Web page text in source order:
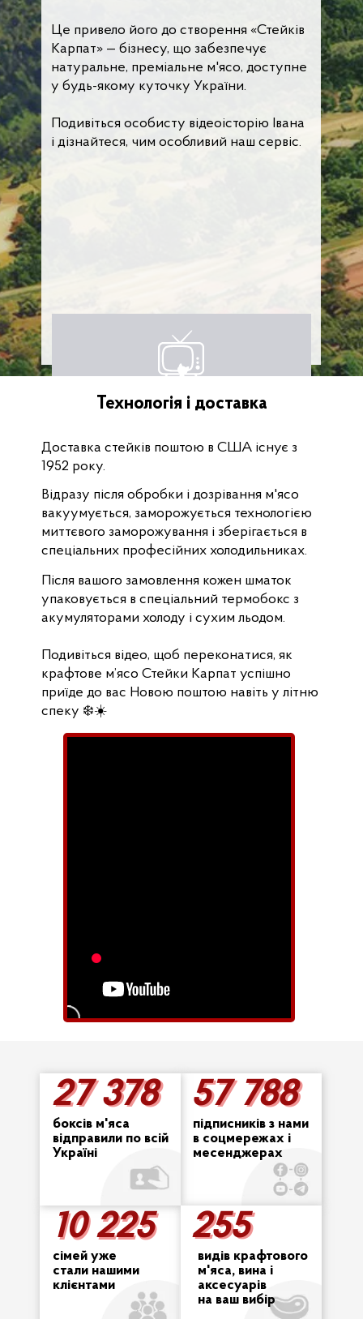
Це привело його до створення «Стейків
Карпат» — бізнесу, що забезпечує
натуральне, преміальне м'ясо, доступне
у будь-якому куточку України.
Подивіться особисту відеоісторію Івана
і дізнайтеся, чим особливий наш сервіс.
Доставка стейків поштою в США існує з
1952 року.
Технологія і доставка
Після вашого замовлення кожен шматок
упаковується в спеціальний термобокс з
акумуляторами холоду і сухим льодом.
Подивіться відео, щоб переконатися, як
крафтове м’ясо Стейки Карпат успішно
приїде до вас Новою поштою навіть у літню
спеку ❄️☀️
Відразу після обробки і дозрівання м'ясо
вакуумується, заморожується технологією
миттєвого заморожування і зберігається в
спеціальних професійних холодильниках.
10 225
10 225
сімей уже
стали нашими
клієнтами
57 788
57 788
27 378
27 378
боксів м'яса
відправили по всій
Україні
255
255
видів крафтового
м'яса, вина і
аксесуарів
на ваш вибір
підписників з нами
в соцмережах і
месенджерах